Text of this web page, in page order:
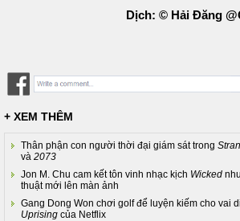
Dịch: © Hải Đăng
+ XEM THÊM
Thân phận con người thời đại giám sát trong
và 2073
Jon M. Chu cam kết tôn vinh nhạc kịch Wicked
thuật mới lên màn ảnh
Gang Dong Won chơi golf để luyện kiếm cho vai
Uprising của Netflix